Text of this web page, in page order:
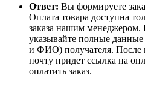
Ответ: Вы формируете
Оплата товара доступна
заказа нашим менеджером.
указывайте полные
и ФИО) получателя. После
почту придет ссылка на
оплатить заказ.